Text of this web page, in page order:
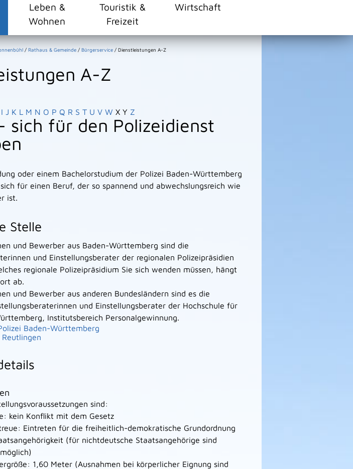
Leben &
Wohnen
Touristik &
Freizeit
Wirtschaft
/ Rathaus & Gemeinde / Bürgerservice / Dienstleistungen A-Z
A-Z
I J K L M N O P Q R S T U V W X Y Z
sich für den Polizeidienst
oder einem Bachelorstudium der Polizei Baden-Württemberg
für einen Beruf, der so spannend und abwechslungsreich wie
ist.
Stelle
und Bewerber aus Baden-Württemberg sind die
und Einstellungsberater der regionalen Polizeipräsidien
regionale Polizeipräsidium Sie sich wenden müssen, hängt
ab.
und Bewerber aus anderen Bundesländern sind es die
und Einstellungsberater der Hochschule für
Institutsbereich Personalgewinnung.
Baden-Württemberg
sind:
kein Konflikt mit dem Gesetz
Eintreten für die freiheitlich-demokratische Grundordnung
(für nichtdeutsche Staatsangehörige sind
1,60 Meter(Ausnahmen bei körperlicher Eignung sind